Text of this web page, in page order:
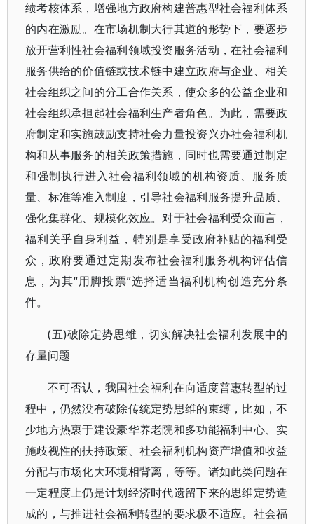
绩考核体系，增强地方政府构建普惠型社会福利体系
的内在激励。在市场机制大行其道的形势下，要逐步
放开营利性社会福利领域投资服务活动，在社会福利
服务供给的价值链或技术链中建立政府与企业、相关
社会组织之间的分工合作关系，使众多的公益企业和
社会组织承担起社会福利生产者角色。为此，需要政
府制定和实施鼓励支持社会力量投资兴办社会福利机
构和从事服务的相关政策措施，同时也需要通过制定
和强制执行进入社会福利领域的机构资质、服务质
量、标准等准入制度，引导社会福利服务提升品质、
强化集群化、规模化效应。对于社会福利受众而言，
福利关乎自身利益，特别是享受政府补贴的福利受
众，政府要通过定期发布社会福利服务机构评估信
息，为其“用脚投票”选择适当福利机构创造充分条
件。
(五)破除定势思维，切实解决社会福利发展中的
存量问题
不可否认，我国社会福利在向适度普惠转型的过
程中，仍然没有破除传统定势思维的束缚，比如，不
少地方热衷于建设豪华养老院和多功能福利中心、实
施歧视性的扶持政策、社会福利机构资产增值和收益
分配与市场化大环境相背离，等等。诸如此类问题在
一定程度上仍是计划经济时代遗留下来的思维定势造
成的，与推进社会福利转型的要求极不适应。社会福